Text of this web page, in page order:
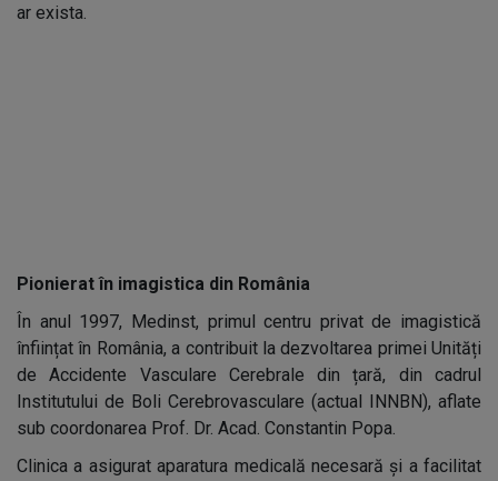
ar exista.
Pionierat în imagistica din România
În anul 1997, Medinst, primul centru privat de imagistică
înființat în România, a contribuit la dezvoltarea primei Unități
de Accidente Vasculare Cerebrale din țară, din cadrul
Institutului de Boli Cerebrovasculare (actual INNBN), aflate
sub coordonarea Prof. Dr. Acad. Constantin Popa.
Clinica a asigurat aparatura medicală necesară și a facilitat